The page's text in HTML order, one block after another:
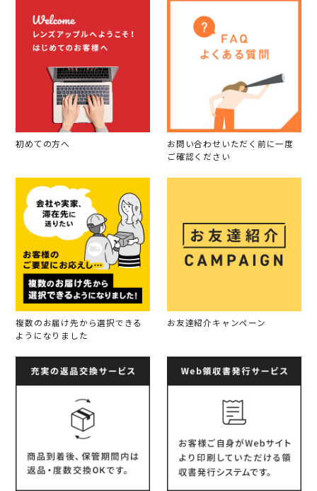
初めての方へ
お問い合わせいただく前に一度
ご確認ください
複数のお届け先から選択できる
ようになりました
お友達紹介キャンペーン